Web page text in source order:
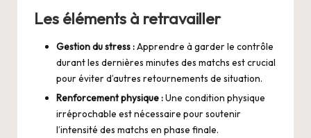
Les éléments à retravailler
Gestion du stress :Apprendre à garder le contrôle
durant les dernières minutes des matchs est crucial
pour éviter d’autres retournements de situation.
Renforcement physique :Une condition physique
irréprochable est nécessaire pour soutenir
l’intensité des matchs en phase finale.